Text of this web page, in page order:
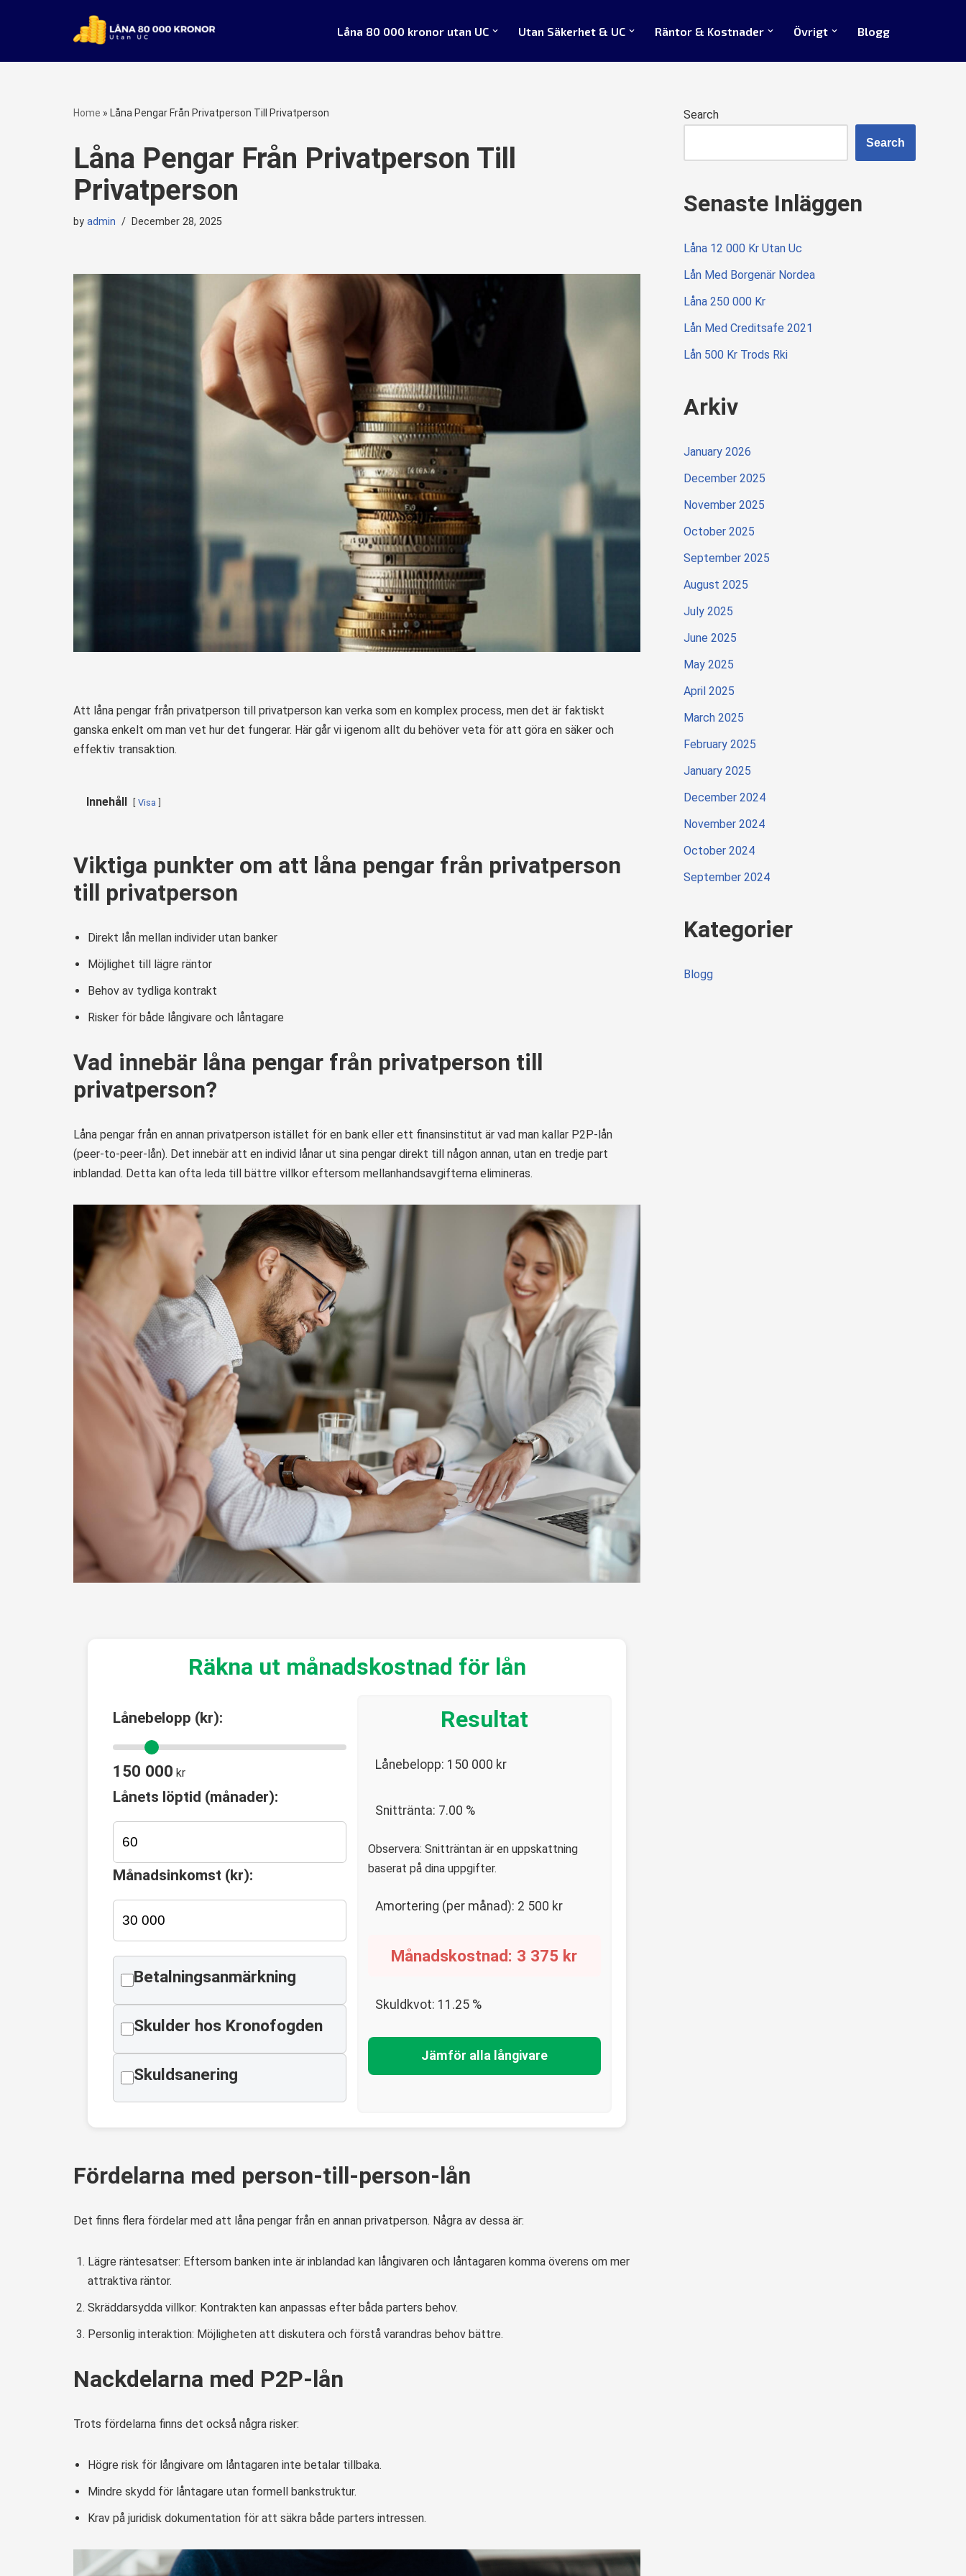
to
Låna 80 000 kronor utan UC Utan Säkerhet & UC Räntor & Kostnader Övrigt Blogg
Home » Låna Pengar Från Privatperson Till Privatperson
Låna Pengar Från Privatperson Till
Privatperson
by admin December 28, 2025
Att låna pengar från privatperson till privatperson kan verka som en komplex process, men det är faktiskt
ganska enkelt om man vet hur det fungerar. Här går vi igenom allt du behöver veta för att göra en säker och
effektiv transaktion.
Innehåll Visa
Viktiga punkter om att låna pengar från privatperson
till privatperson
Direkt lån mellan individer utan banker
Möjlighet till lägre räntor
Behov av tydliga kontrakt
Risker för både långivare och låntagare
Vad innebär låna pengar från privatperson till
privatperson?
Låna pengar från en annan privatperson istället för en bank eller ett finansinstitut är vad man kallar P2P-lån
(peer-to-peer-lån). Det innebär att en individ lånar ut sina pengar direkt till någon annan, utan en tredje part
inblandad. Detta kan ofta leda till bättre villkor eftersom mellanhandsavgifterna elimineras.
Räkna ut månadskostnad för lån
Lånebelopp (kr):
150 000 kr
Lånets löptid (månader):
Månadsinkomst (kr):
Betalningsanmärkning
Skulder hos Kronofogden
Skuldsanering
Resultat
Lånebelopp: 150 000 kr
Snittränta: 7.00 %
Observera: Snitträntan är en uppskattning
baserat på dina uppgifter.
Amortering (per månad): 2 500 kr
Månadskostnad: 3 375 kr
Skuldkvot: 11.25%
Jämför alla långivare
Fördelarna med person-till-person-lån
Det finns flera fördelar med att låna pengar från en annan privatperson. Några av dessa är:
Lägre räntesatser: Eftersom banken inte är inblandad kan långivaren och låntagaren komma överens om mer
attraktiva räntor.
Skräddarsydda villkor: Kontrakten kan anpassas efter båda parters behov.
Personlig interaktion: Möjligheten att diskutera och förstå varandras behov bättre.
Nackdelarna med P2P-lån
Trots fördelarna finns det också några risker:
Högre risk för långivare om låntagaren inte betalar tillbaka.
Mindre skydd för låntagare utan formell bankstruktur.
Krav på juridisk dokumentation för att säkra både parters intressen.
Search
Search
Senaste Inläggen
Låna 12 000 Kr Utan Uc
Lån Med Borgenär Nordea
Låna 250 000 Kr
Lån Med Creditsafe 2021
Lån 500 Kr Trods Rki
Arkiv
January 2026
December 2025
November 2025
October 2025
September 2025
August 2025
July 2025
June 2025
May 2025
April 2025
March 2025
February 2025
January 2025
December 2024
November 2024
October 2024
September 2024
Kategorier
Blogg